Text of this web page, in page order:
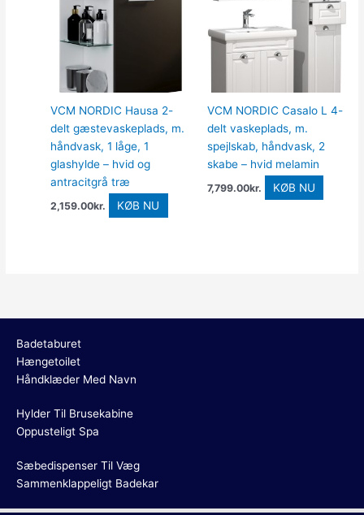
VCM NORDIC Hausa 2-
delt gæstevaskeplads, m.
håndvask, 1 låge, 1
glashylde – hvid og
antracitgrå træ
2,159.00kr. KØB NU
VCM NORDIC Casalo L 4-
delt vaskeplads, m.
spejlskab, håndvask, 2
skabe – hvid melamin
7,799.00kr. KØB NU
Badetaburet
Hængetoilet
Håndklæder Med Navn
Hylder Til Brusekabine
Oppusteligt Spa
Sæbedispenser Til Væg
Sammenklappeligt Badekar